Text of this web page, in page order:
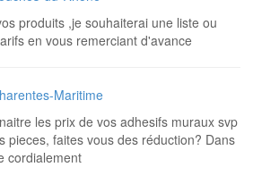
produits ,je souhaiterai une liste ou
en vous remerciant d'avance
Maritime
les prix de vos adhesifs muraux svp
pieces, faites vous des réduction? Dans
cordialement